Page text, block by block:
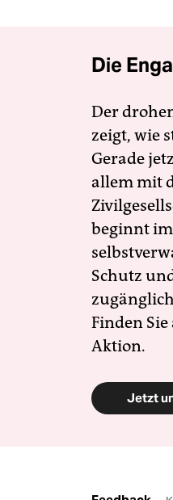
Die
Der
zeigt, wie
Gerade
allem mit
beginnt
Schutz
Finden
Aktion.
Jetzt